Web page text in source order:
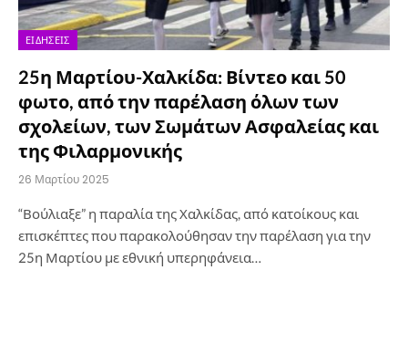
ΕΙΔΉΣΕΙΣ
25η Μαρτίου-Χαλκίδα: Βίντεο και 50
φωτο, από την παρέλαση όλων των
σχολείων, των Σωμάτων Ασφαλείας και
της Φιλαρμονικής
26 Μαρτίου 2025
“Βούλιαξε” η παραλία της Χαλκίδας, από κατοίκους και
επισκέπτες που παρακολούθησαν την παρέλαση για την
25η Μαρτίου με εθνική υπερηφάνεια…